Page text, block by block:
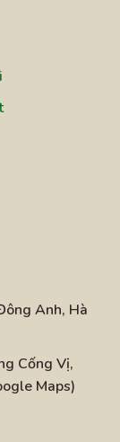
Anh, Hà
Cống Vị,
Maps)